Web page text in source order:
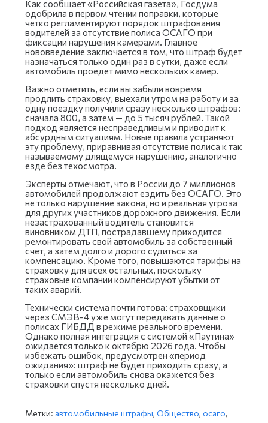
Как сообщает «Российская газета», Госдума
одобрила в первом чтении поправки, которые
четко регламентируют порядок штрафования
водителей за отсутствие полиса ОСАГО при
фиксации нарушения камерами. Главное
нововведение заключается в том, что штраф будет
назначаться только один раз в сутки, даже если
автомобиль проедет мимо нескольких камер.
Важно отметить, если вы забыли вовремя
продлить страховку, выехали утром на работу и за
одну поездку получили сразу несколько штрафов:
сначала 800, а затем — до 5 тысяч рублей. Такой
подход является несправедливым и приводит к
абсурдным ситуациям. Новые правила устраняют
эту проблему, приравнивая отсутствие полиса к так
называемому длящемуся нарушению, аналогично
езде без техосмотра.
Эксперты отмечают, что в России до 7 миллионов
автомобилей продолжают ездить без ОСАГО. Это
не только нарушение закона, но и реальная угроза
для других участников дорожного движения. Если
незастрахованный водитель становится
виновником ДТП, пострадавшему приходится
ремонтировать свой автомобиль за собственный
счет, а затем долго и дорого судиться за
компенсацию. Кроме того, повышаются тарифы на
страховку для всех остальных, поскольку
страховые компании компенсируют убытки от
таких аварий.
Технически система почти готова: страховщики
через СМЭВ-4 уже могут передавать данные о
полисах ГИБДД в режиме реального времени.
Однако полная интеграция с системой «Паутина»
ожидается только к октябрю 2026 года. Чтобы
избежать ошибок, предусмотрен «период
ожидания»: штраф не будет приходить сразу, а
только если автомобиль снова окажется без
страховки спустя несколько дней.
Метки: автомобильные штрафы, Общество, осаго,